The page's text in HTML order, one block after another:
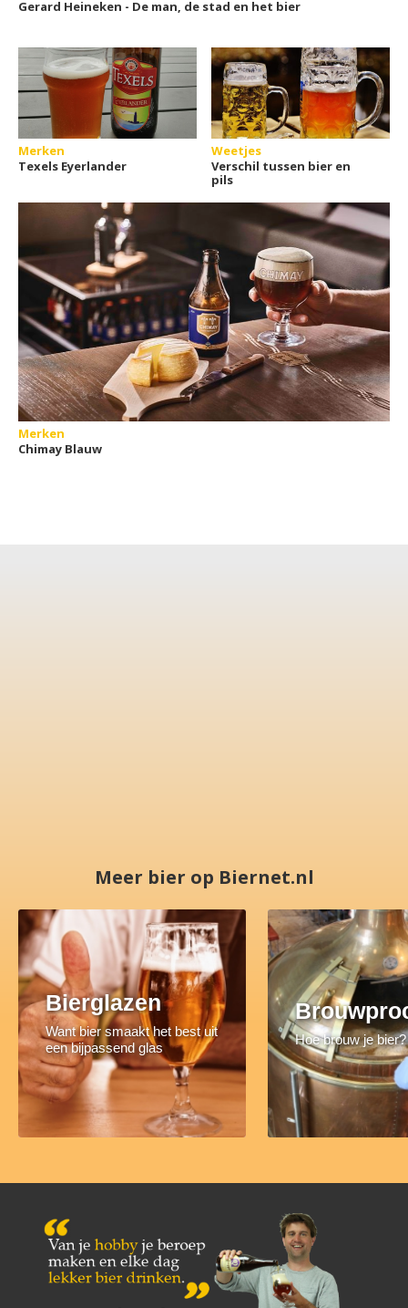
Gerard Heineken - De man, de stad en het bier
Merken
Texels Eyerlander
Weetjes
Verschil tussen bier en
pils
Merken
Chimay Blauw
Meer bier op Biernet.nl
Bierglazen
Want bier smaakt het best uit
een bijpassend glas
Hoe brouw je bier?